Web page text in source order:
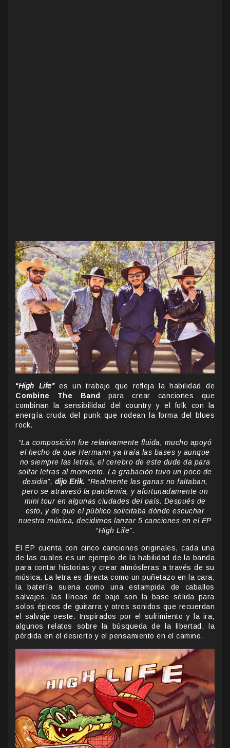
“High Life”es un trabajo que refleja la habilidad de
Combine The Band
para crear canciones que
combinan la sensibilidad del country y el folk con la
energía cruda del punk que rodean la forma del blues
rock.
“La composición fue relativamente fluida, mucho apoyó
el hecho de que Hermann ya traía las bases y aunque
no siempre las letras, el cerebro de este dude da para
soltar letras al momento. La grabación tuvo un poco de
desidia”, dijo Erik. “Realmente las ganas no faltaban,
pero se atravesó la pandemia, y afortunadamente un
mini tour en algunas ciudades del país. Después de
esto, y de que el público solicitaba dónde escuchar
nuestra música, decidimos lanzar 5 canciones en el EP
“High Life”.
El EP cuenta con cinco canciones originales, cada una
de las cuales es un ejemplo de la habilidad de la banda
para contar historias y crear atmósferas a través de su
música. La letra es directa como un puñetazo en la cara,
la batería suena como una estampida de caballos
salvajes, las líneas de bajo son la base sólida para
solos épicos de guitarra y otros sonidos que recuerdan
el salvaje oeste. Inspirados por el sufrimiento y la ira,
algunos relatos sobre la búsqueda de la libertad, la
pérdida en el desierto y el pensamiento en el camino.